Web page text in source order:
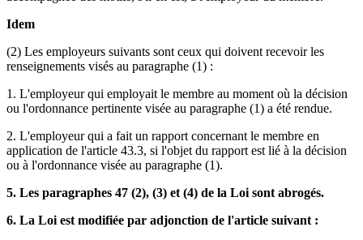
Idem
(2) Les employeurs suivants sont ceux qui doivent recevoir les
renseignements visés au paragraphe (1) :
1. L'employeur qui employait le membre au moment où la décision
ou l'ordonnance pertinente visée au paragraphe (1) a été rendue.
2. L'employeur qui a fait un rapport concernant le membre en
application de l'article 43.3, si l'objet du rapport est lié à la décision
ou à l'ordonnance visée au paragraphe (1).
5. Les paragraphes 47 (2), (3) et (4) de la Loi sont abrogés.
6. La Loi est modifiée par adjonction de l'article suivant :